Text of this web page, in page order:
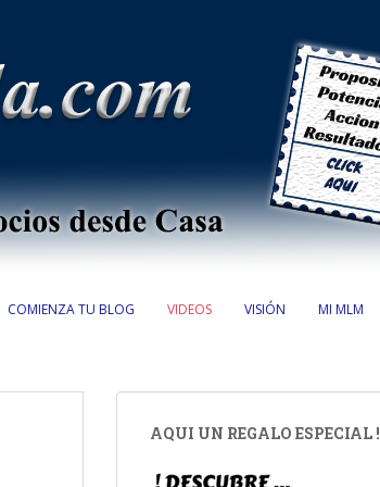
COMIENZA TU BLOG VIDEOS VISIÓN MI MLM
AQUI UN REGALO ESPECIAL !